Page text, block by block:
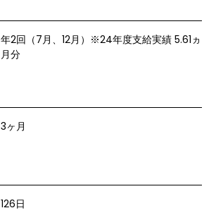
年2回（7月、12月）※24年度支給実績 5.61ヵ
月分
3ヶ月
126日